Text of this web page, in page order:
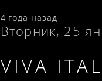
4 года назад
Вторник, 25
VIVA